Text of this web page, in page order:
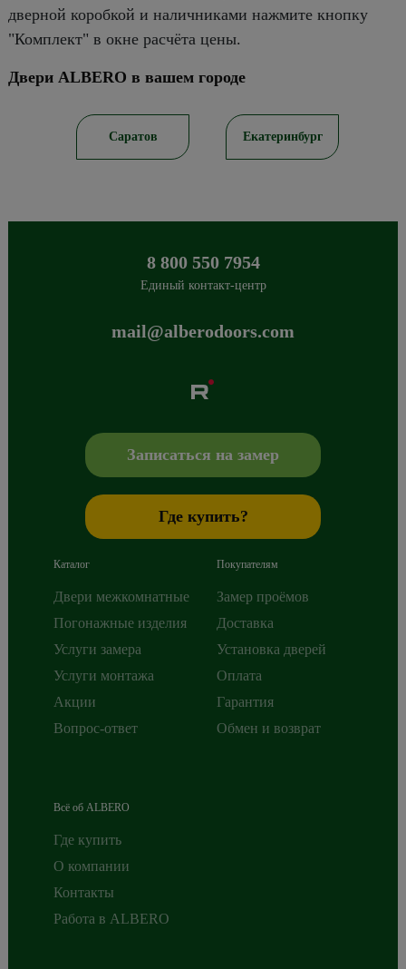
дверной коробкой и наличниками нажмите кнопку
"Комплект" в окне расчёта цены.
Двери ALBERO в вашем городе
Саратов Екатеринбург
8 800 550 7954
Единый контакт-центр
mail@alberodoors.com
+7 800 765 43 42,mail@alberodoors.com
Записаться на замер
Где купить?
Каталог
Двери межкомнатные
Погонажные изделия
Услуги замера
Услуги монтажа
Акции
Вопрос-ответ
Покупателям
Замер проёмов
Доставка
Установка дверей
Оплата
Гарантия
Обмен и возврат
Всё об ALBERO
Где купить
О компании
Контакты
Работа в ALBERO